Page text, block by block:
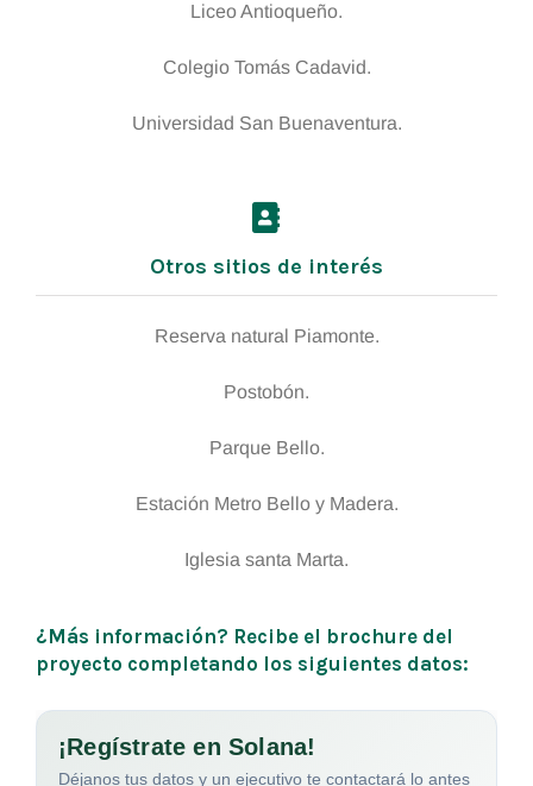
Liceo Antioqueño.
Colegio Tomás Cadavid.
Universidad San Buenaventura.
Otros sitios de interés
Reserva natural Piamonte.
Postobón.
Parque Bello.
Estación Metro Bello y Madera.
Iglesia santa Marta.
¿Más información? Recibe el brochure del
proyecto completando los siguientes datos: